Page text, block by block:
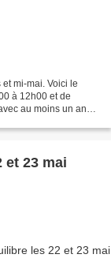
mi-mai. Voici le
à 12h00 et de
au moins un an